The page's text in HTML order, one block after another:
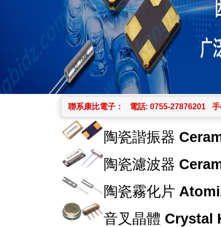
聯系康比電子： 電話: 0755-27876201
陶瓷諧振器
陶瓷濾波器
陶瓷霧化片
音叉晶體 Crystal